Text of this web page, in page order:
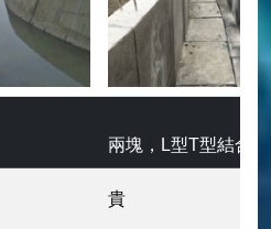
兩塊，L型T型結合
貴